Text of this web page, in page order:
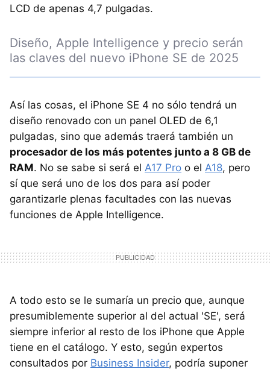
LCD de apenas 4,7 pulgadas.
Diseño, Apple Intelligence y precio serán
las claves del nuevo iPhone SE de 2025
Así las cosas, el iPhone SE 4 no sólo tendrá un
diseño renovado con un panel OLED de 6,1
pulgadas, sino que además traerá también un
procesador de los más potentes junto a 8 GB de
RAM. No se sabe si será el A17 Pro o el A18, pero
sí que será uno de los dos para así poder
garantizarle plenas facultades con las nuevas
funciones de Apple Intelligence.
A todo esto se le sumaría un precio que, aunque
presumiblemente superior al del actual 'SE', será
siempre inferior al resto de los iPhone que Apple
tiene en el catálogo. Y esto, según expertos
consultados por Business Insider, podría suponer